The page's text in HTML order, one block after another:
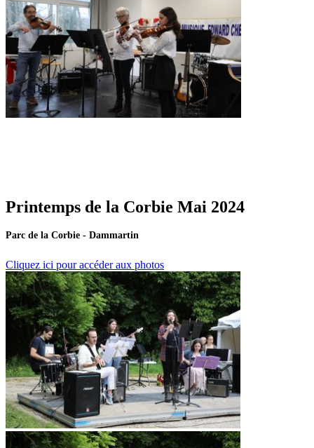
Printemps de la Corbie Mai 2024
Parc de la Corbie - Dammartin
Cliquez ici pour accéder aux photos